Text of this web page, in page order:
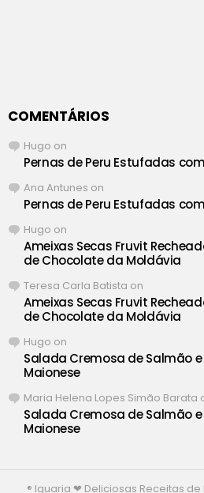
COMENTÁRIOS
Hugo on
Pernas de Peru Estufadas
Ana Antunes on
Pernas de Peru Estufadas
Hugo on
Ameixas Secas Fruvit
de Chocolate da Moldávia
Teresa Carla Batista on
Ameixas Secas Fruvit
de Chocolate da Moldávia
Hugo on
Salada Cremosa de Salmão
Maionese
Maria Helena Lopes Simão Barata
Salada Cremosa de Salmão
Maionese
® Iguaria ❤ Deliciosas Receitas de